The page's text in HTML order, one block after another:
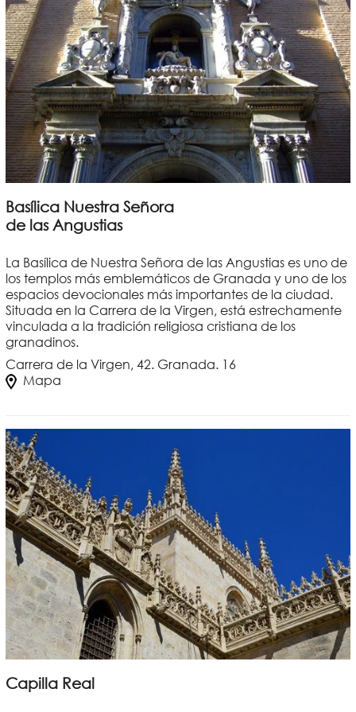
Basílica Nuestra Señora
de las Angustias
La Basílica de Nuestra Señora de las Angustias es uno de
los templos más emblemáticos de Granada y uno de los
espacios devocionales más importantes de la ciudad.
Situada en la Carrera de la Virgen, está estrechamente
vinculada a la tradición religiosa cristiana de los
granadinos.
Carrera de la Virgen, 42. Granada. 16
Mapa
Capilla Real